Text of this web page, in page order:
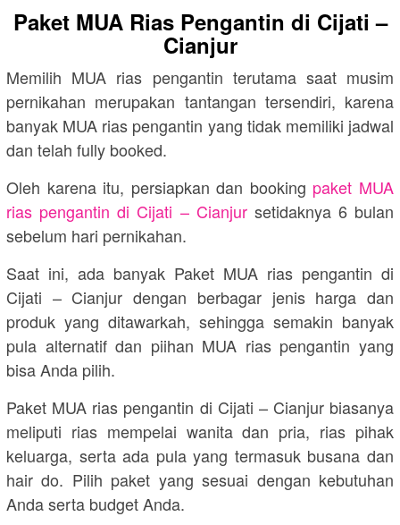
Paket MUA Rias Pengantin di Cijati –
Cianjur
Memilih MUA rias pengantin terutama saat musim
pernikahan merupakan tantangan tersendiri, karena
banyak MUA rias pengantin yang tidak memiliki jadwal
dan telah fully booked.
Oleh karena itu, persiapkan dan booking paket MUA
rias pengantin di Cijati – Cianjursetidaknya 6 bulan
sebelum hari pernikahan.
Saat ini, ada banyak Paket MUA rias pengantin di
Cijati – Cianjur dengan berbagar jenis harga dan
produk yang ditawarkah, sehingga semakin banyak
pula alternatif dan piihan MUA rias pengantin yang
bisa Anda pilih.
Paket MUA rias pengantin di Cijati – Cianjur biasanya
meliputi rias mempelai wanita dan pria, rias pihak
keluarga, serta ada pula yang termasuk busana dan
hair do. Pilih paket yang sesuai dengan kebutuhan
Anda serta budget Anda.